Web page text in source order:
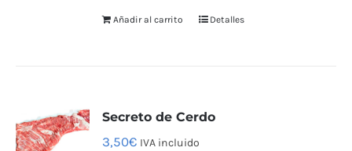
Añadir al carrito Detalles
Secreto de Cerdo
3,50€ IVA incluido